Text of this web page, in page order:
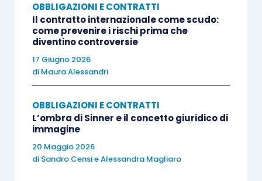
OBBLIGAZIONI E CONTRATTI
Il contratto internazionale come scudo:
come prevenire i rischi prima che
diventino controversie
17 Giugno 2026
di Maura Alessandri
OBBLIGAZIONI E CONTRATTI
L’ombra di Sinner e il concetto giuridico di
immagine
20 Maggio 2026
di Sandro CensieAlessandra Magliaro